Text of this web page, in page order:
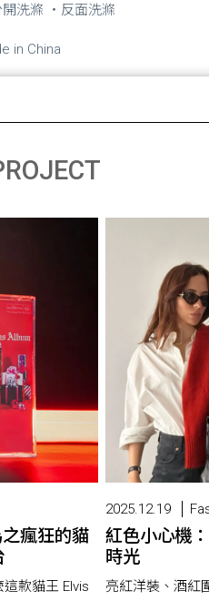
洗滌 ・反面洗滌
in China
瘋狂的貓
款貓王 Elvis
2025.12.19
紅色小心機
時光
亮紅洋裝、酒